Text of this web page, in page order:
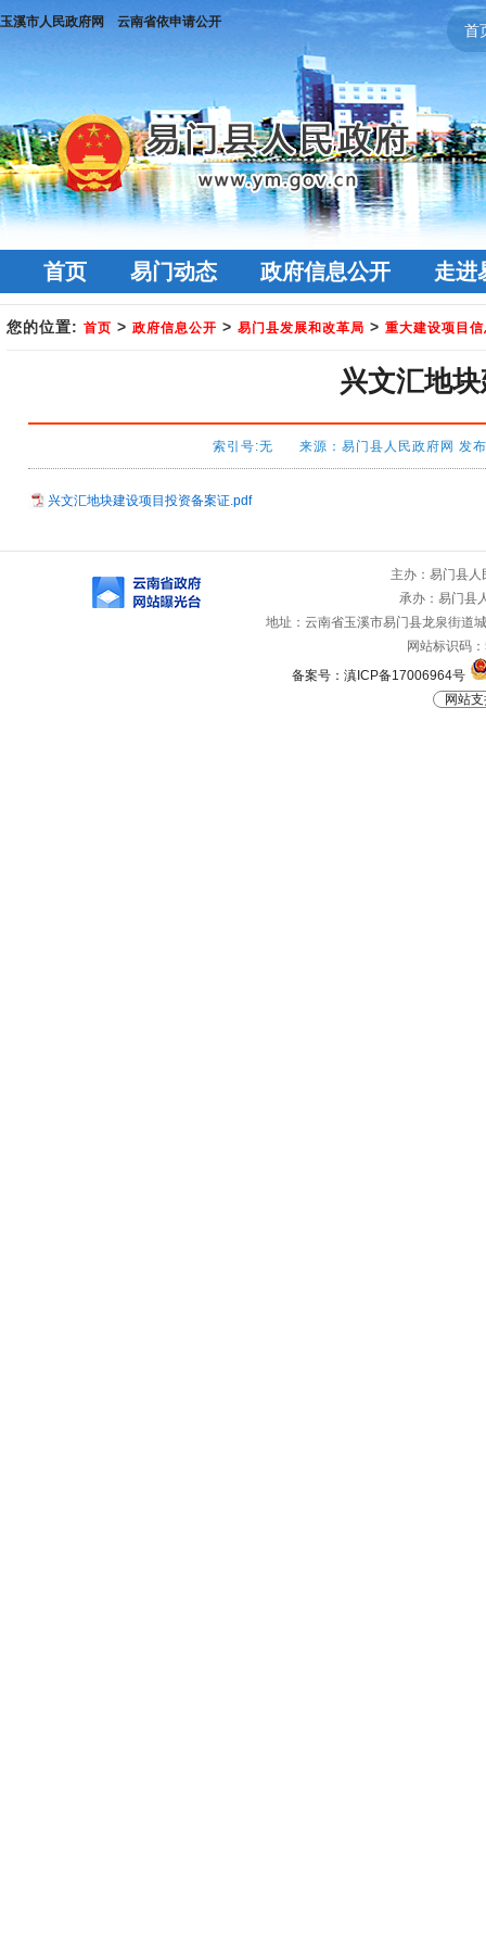
首
玉溪市人民政府网 云南省依申请公开
首页 易门动态 政府信息公开 走进
您的位置: 首页 > 政府信息公开 > 易门县发展和改革局 > 重大建设项目
兴文汇地
索引号:无 来源：易门县人民政府网
兴文汇地块建设项目投资备案证.pdf
主办：易门县
承办：易门县
地址：云南省玉溪市易门县龙泉街
网站标识码
备案号：滇ICP备17006964号
网站